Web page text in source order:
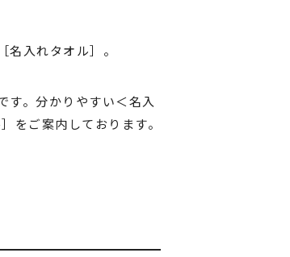
入れタオル］。
す。分かりやすい＜名入
をご案内しております。